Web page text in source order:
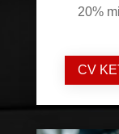
20%
CV